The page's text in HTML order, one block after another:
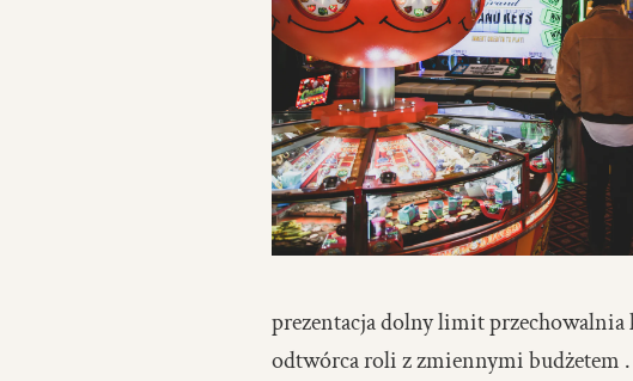
prezentacja dolny limit przechowalnia
odtwórca roli z zmiennymi budżetem